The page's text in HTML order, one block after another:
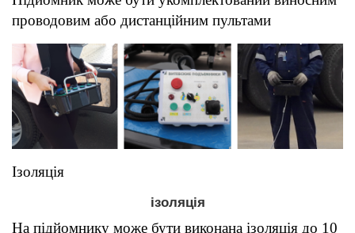
проводовим або дистанційним пультами
Ізоляція
ізоляція
На підйомнику може бути виконана ізоляція до 10